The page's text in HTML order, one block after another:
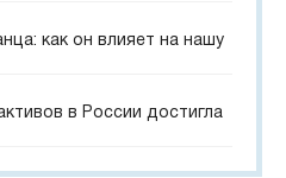
как он влияет на нашу
в России достигла